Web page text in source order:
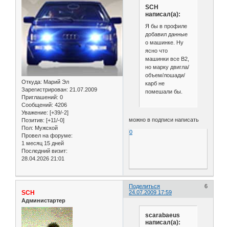
Откуда: Марий Эл
Зарегистрирован: 21.07.2009
Приглашений: 0
Сообщений: 4206
Уважение: [+39/-2]
Позитив: [+11/-0]
Пол: Мужской
Провел на форуме:
1 месяц 15 дней
Последний визит:
28.04.2026 21:01
SCH
написал(а):
Я бы в профиле
добавил данные
о машинке. Ну
ясно что
машинки все B2,
но марку двигла/
объем/лошади/
карб не
помешали бы.
можно в подписи написать
0
Поделиться
6
24.07.2009 17:59
SCH
Администартер
scarabaeus
написал(а):